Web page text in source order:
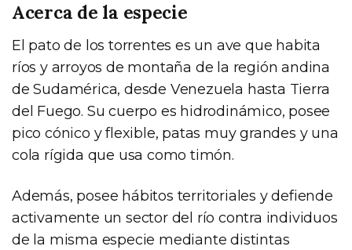
Acerca de la especie
El pato de los torrentes es un ave que habita
ríos y arroyos de montaña de la región andina
de Sudamérica, desde Venezuela hasta Tierra
del Fuego. Su cuerpo es hidrodinámico, posee
pico cónico y flexible, patas muy grandes y una
cola rígida que usa como timón.
Además, posee hábitos territoriales y defiende
activamente un sector del río contra individuos
de la misma especie mediante distintas